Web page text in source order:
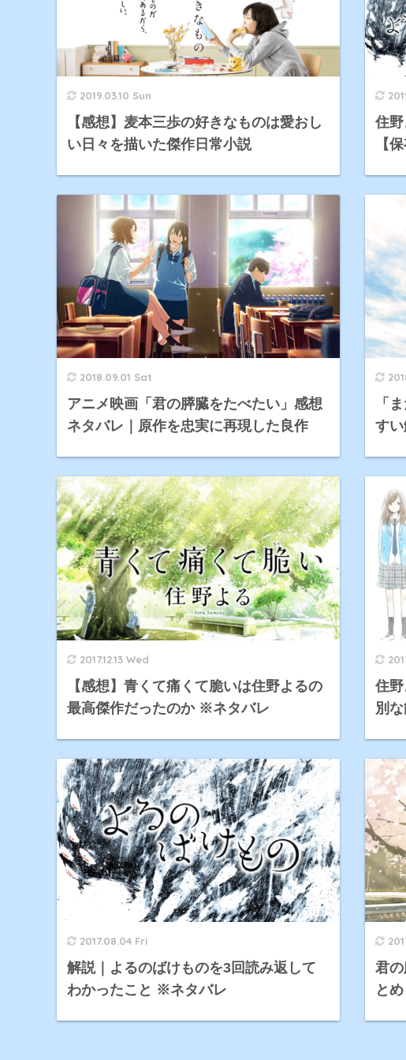
2019.03.10 Sun
【感想】麦本三歩の好きなものは愛おし
い日々を描いた傑作日常小説
住
【
2018.09.01 Sat
アニメ映画「君の膵臓をたべたい」感想
ネタバレ｜原作を忠実に再現した良作
「
すい
2017.12.13 Wed
【感想】青くて痛くて脆いは住野よるの
最高傑作だったのか ※ネタバレ
住
別
2017.08.04 Fri
解説｜よるのばけものを3回読み返して
わかったこと ※ネタバレ
君
と